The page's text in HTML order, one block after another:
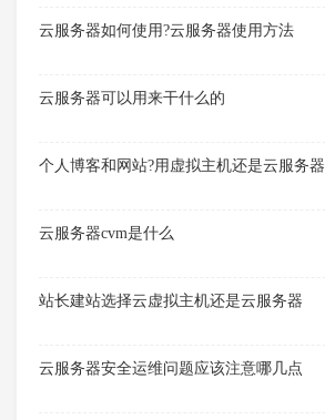
云服务器如何使用?云服务器使用方法
云服务器可以用来干什么的
个人博客和网站?用虚拟主机还是云服务器
云服务器cvm是什么
站长建站选择云虚拟主机还是云服务器
云服务器安全运维问题应该注意哪几点